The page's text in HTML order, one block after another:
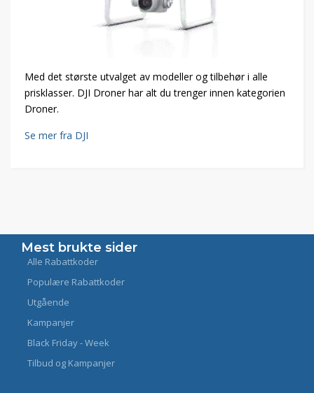
Med det største utvalget av modeller og tilbehør i alle
prisklasser. DJI Droner har alt du trenger innen kategorien
Droner.
Se mer fra DJI
Mest brukte sider
Alle Rabattkoder
Populære Rabattkoder
Utgående
Kampanjer
Black Friday - Week
Tilbud og Kampanjer